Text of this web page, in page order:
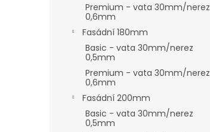
Premium - vata 30mm/nerez
0,6mm
Fasádní 180mm
Basic - vata 30mm/nerez
0,5mm
Premium - vata 30mm/nerez
0,6mm
Fasádní 200mm
Basic - vata 30mm/nerez
0,5mm